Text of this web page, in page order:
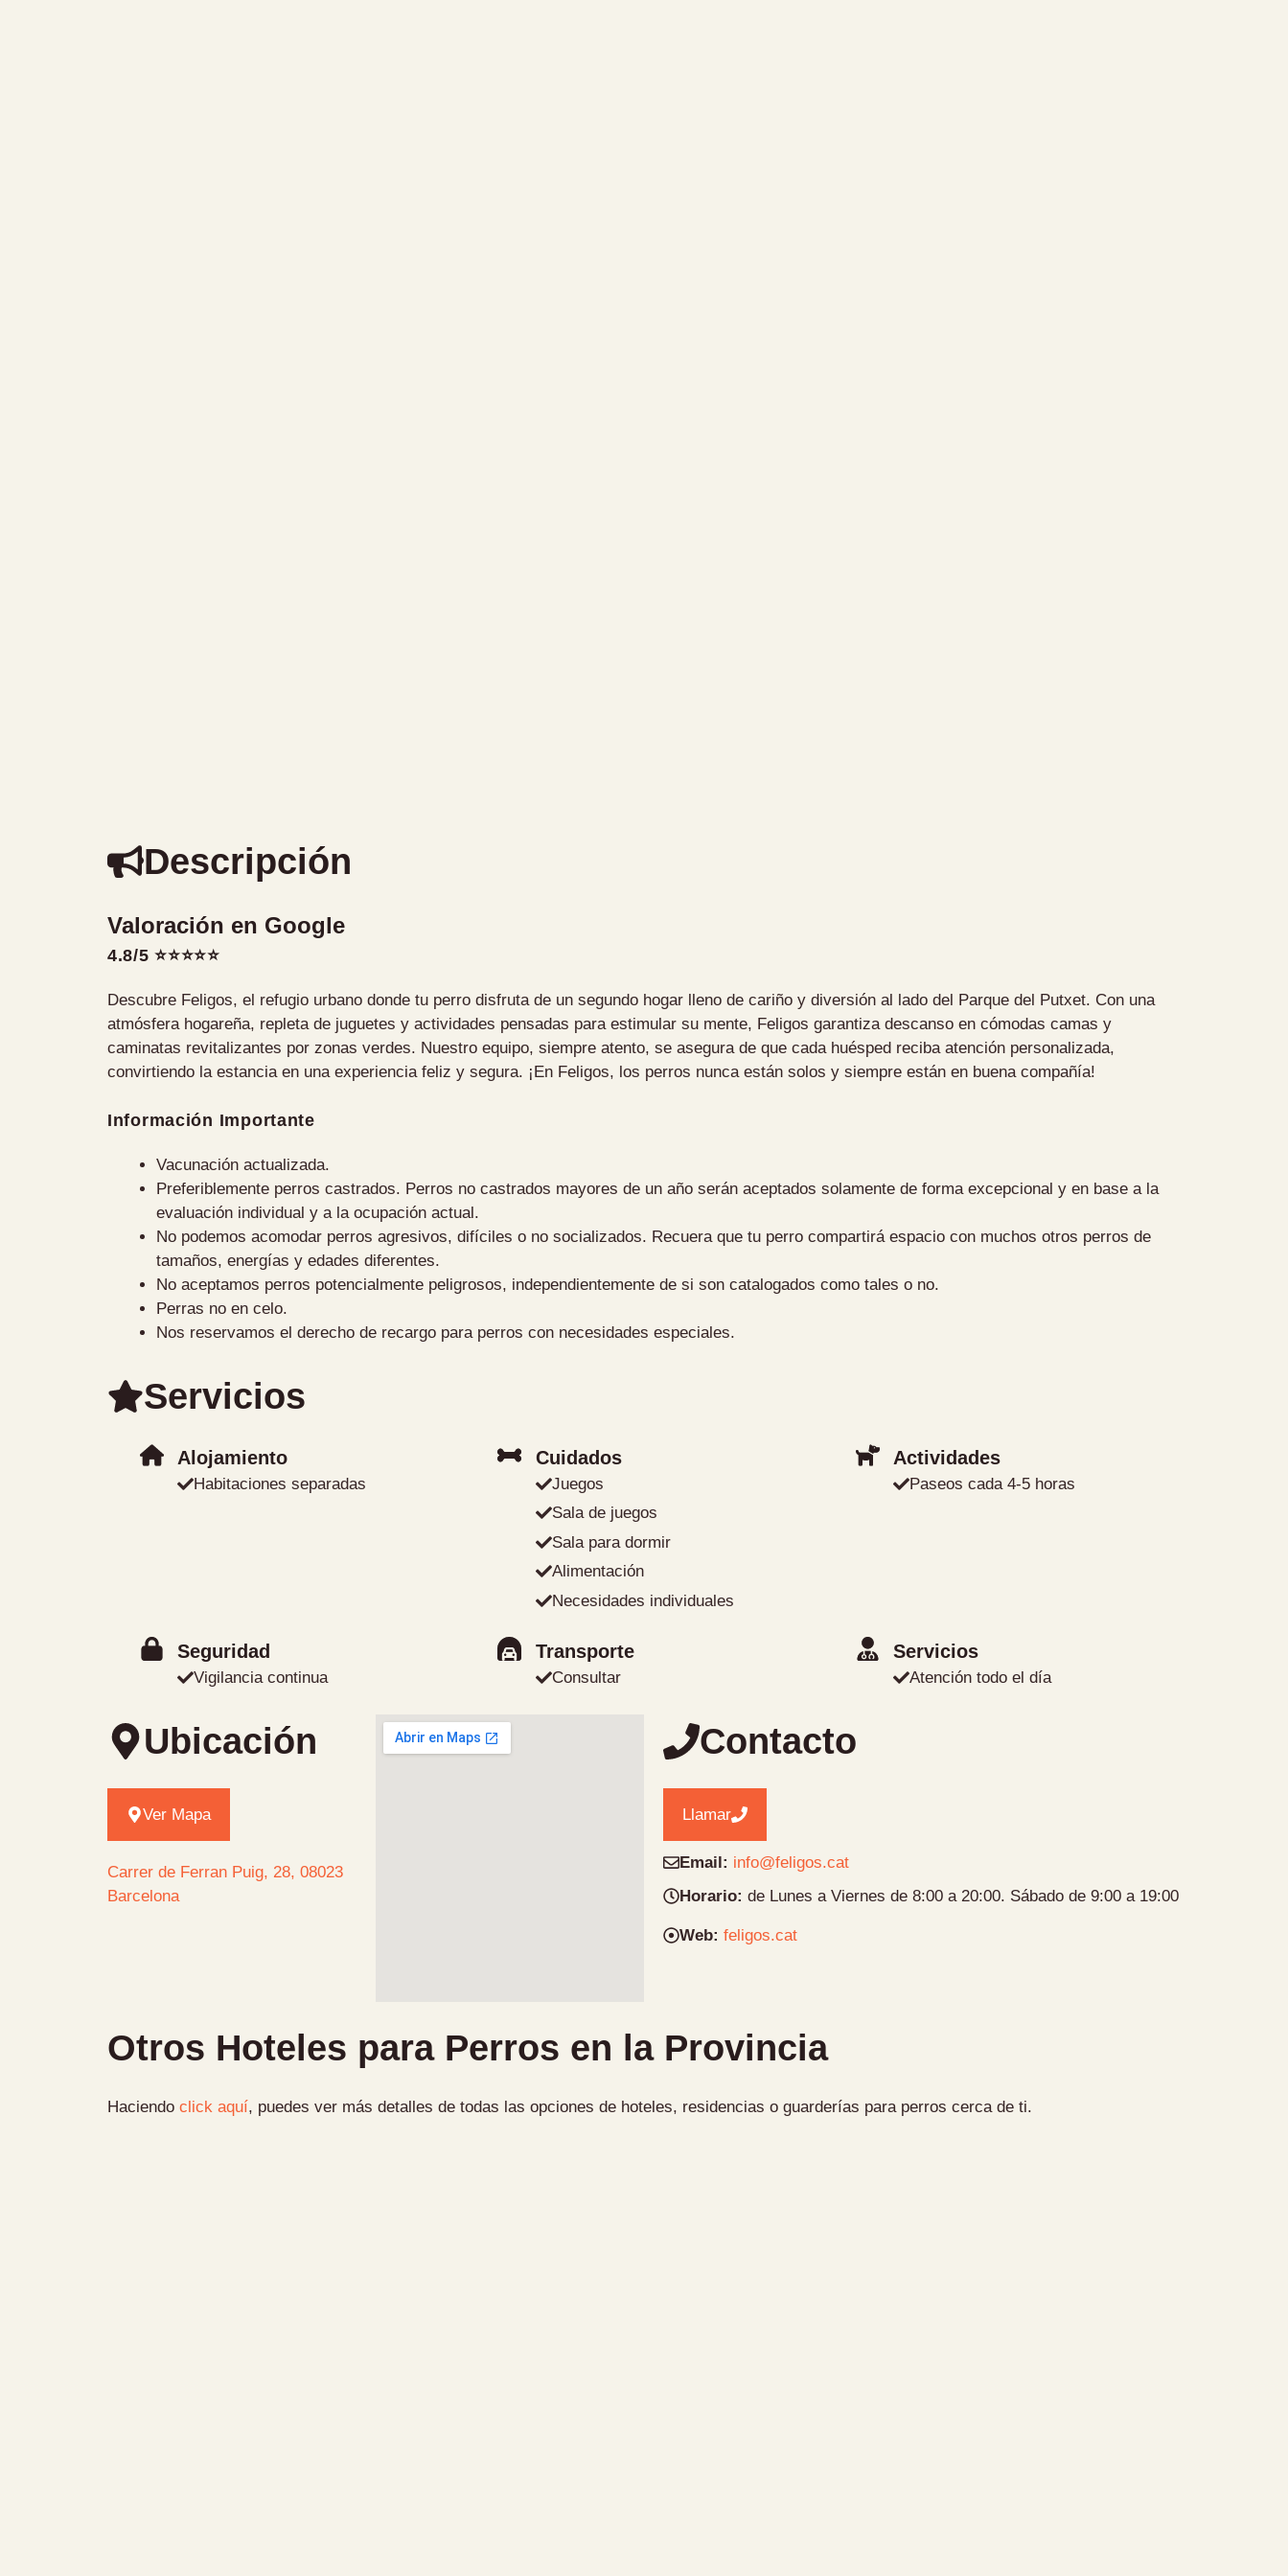
Descripción
Valoración en Google
4.8/5 ⭐⭐⭐⭐⭐
Descubre Feligos, el refugio urbano donde tu perro disfruta de un segundo hogar lleno de cariño y diversión al lado del Parque del Putxet. Con una
atmósfera hogareña, repleta de juguetes y actividades pensadas para estimular su mente, Feligos garantiza descanso en cómodas camas y
caminatas revitalizantes por zonas verdes. Nuestro equipo, siempre atento, se asegura de que cada huésped reciba atención personalizada,
convirtiendo la estancia en una experiencia feliz y segura. ¡En Feligos, los perros nunca están solos y siempre están en buena compañía!
Información Importante
Vacunación actualizada.
Preferiblemente perros castrados. Perros no castrados mayores de un año serán aceptados solamente de forma excepcional y en base a la
evaluación individual y a la ocupación actual.
No podemos acomodar perros agresivos, difíciles o no socializados. Recuera que tu perro compartirá espacio con muchos otros perros de
tamaños, energías y edades diferentes.
No aceptamos perros potencialmente peligrosos, independientemente de si son catalogados como tales o no.
Perras no en celo.
Nos reservamos el derecho de recargo para perros con necesidades especiales.
Servicios
Alojamiento
Habitaciones separadas
Cuidados
Juegos
Sala de juegos
Sala para dormir
Alimentación
Necesidades individuales
Actividades
Paseos cada 4-5 horas
Seguridad
Vigilancia continua
Transporte
Consultar
Servicios
Atención todo el día
Ubicación
Ver Mapa
Carrer de Ferran Puig, 28, 08023
Barcelona
Contacto
Llamar
Email: info@feligos.cat
Horario: de Lunes a Viernes de 8:00 a 20:00. Sábado de 9:00 a 19:00
Web: feligos.cat
Otros Hoteles para Perros en la Provincia
Haciendo click aquí, puedes ver más detalles de todas las opciones de hoteles, residencias o guarderías para perros cerca de ti.